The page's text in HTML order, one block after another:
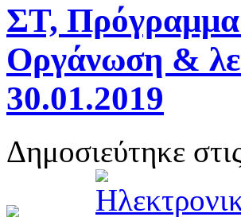
ΣΤ, Πρόγραμμα
Οργάνωση &
30.01.2019
Δημοσιεύτηκε